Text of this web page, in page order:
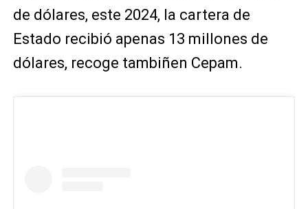
de dólares, este 2024, la cartera de
Estado recibió apenas 13 millones de
dólares, recoge tambiñen Cepam.